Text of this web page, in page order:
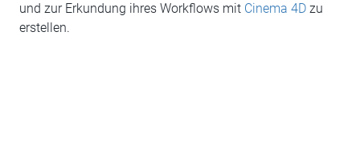
und zur Erkundung ihres Workflows mit Cinema 4D zu
erstellen.